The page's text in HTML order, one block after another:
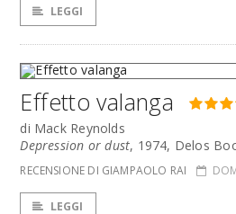
LEGGI
Effetto valanga
di Mack Reynolds
Depression or dust, 1974, Delos
RECENSIONE DI GIAMPAOLO RAI
LEGGI